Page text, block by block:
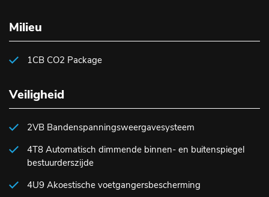
Milieu
1CB CO2 Package
Veiligheid
2VB Bandenspanningsweergavesysteem
4T8 Automatisch dimmende binnen- en buitenspiegel
bestuurderszijde
4U9 Akoestische voetgangersbescherming